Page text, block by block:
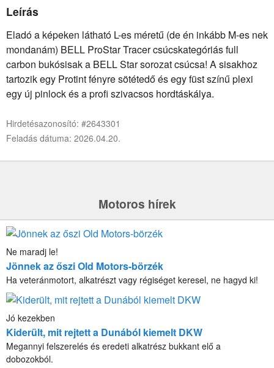
Leírás
Eladó a képeken látható L-es méretű (de én inkább M-es nek
mondanám) BELL ProStar Tracer csúcskategóriás full
carbon bukósisak a BELL Star sorozat csúcsa! A sisakhoz
tartozik egy Protint fényre sötétedő és egy füst színű plexi
egy új pinlock és a profi szivacsos hordtáskálya.
Hirdetésazonosító: #2643301
Feladás dátuma: 2026.04.20.
Motoros hírek
Ne maradj le!
Jönnek az őszi Old Motors-börzék
Ha veteránmotort, alkatrészt vagy régiséget keresel, ne hagyd ki!
Jó kezekben
Kiderült, mit rejtett a Dunából kiemelt DKW
Megannyi felszerelés és eredeti alkatrész bukkant elő a
dobozokból.